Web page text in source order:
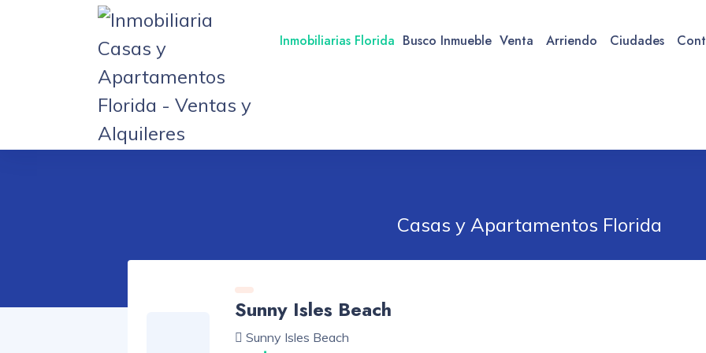
Inmobiliarias Florida Busco Inmueble Venta Arriendo Ciudades
Casas y Apartamentos Florida
Sunny Isles Beach
Sunny Isles Beach